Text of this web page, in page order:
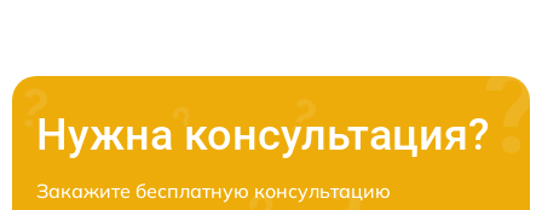
Нужна консультация?
Закажите бесплатную консультацию